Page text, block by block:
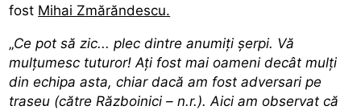
fost Mihai Zmărăndescu.
„Ce pot să zic... plec dintre anumiți șerpi. Vă
mulțumesc tuturor! Ați fost mai oameni decât mulți
din echipa asta, chiar dacă am fost adversari pe
traseu (către Războinici – n.r.). Aici am observat că